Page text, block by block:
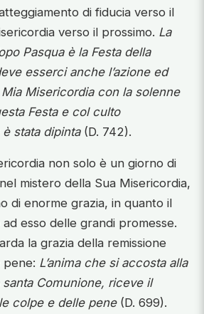
di fiducia verso il
verso il prossimo. La
Pasqua è la Festa della
esserci anche l’azione ed
Misericordia con la solenne
Festa e col culto
stata dipinta(D. 742).
non solo è un giorno di
mistero della Sua Misericordia,
di enorme grazia, in quanto il
esso delle grandi promesse.
la grazia della remissione
L’anima che si accosta alla
Comunione, riceve il
colpe e delle pene(D. 699).